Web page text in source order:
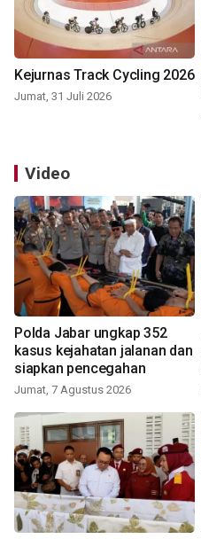
Kejurnas Track Cycling 2026
Jumat, 31 Juli 2026
Video
Polda Jabar ungkap 352
kasus kejahatan jalanan dan
siapkan pencegahan
Jumat, 7 Agustus 2026